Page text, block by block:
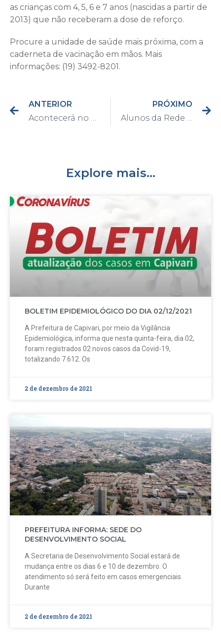
as crianças com 4, 5, 6 e 7 anos (nascidas a partir de
2013) que não receberam a dose de reforço.
Procure a unidade de saúde mais próxima, com a
caderneta de vacinação em mãos. Mais
informações: (19) 3492-8201.
ANTERIOR
PRÓXIMO
Explore mais...
BOLETIM EPIDEMIOLÓGICO DO DIA 02/12/2021
A Prefeitura de Capivari, por meio da Vigilância
Epidemiológica, informa que nesta quinta-feira, dia 02,
foram registrados 02 novos casos da Covid-19,
totalizando 7.612. Os
2 de dezembro de 2021
PREFEITURA INFORMA: SEDE DO
DESENVOLVIMENTO SOCIAL
A Secretaria de Desenvolvimento Social estará de
mudança entre os dias 6 e 10 de dezembro. O
atendimento só será feito em casos emergenciais.
Durante
2 de dezembro de 2021